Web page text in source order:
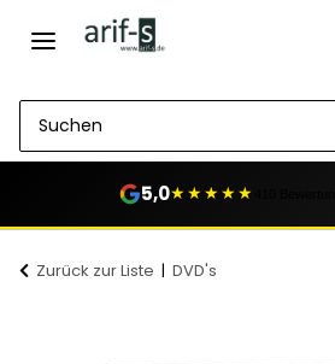
5,0★★★★★
Zurück zur Liste DVD's